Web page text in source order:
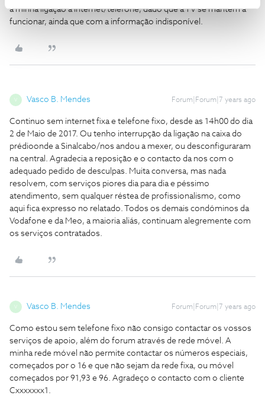
a minha ligação à internet/telefone, dado que a TV se mantem a
funcionar, ainda que com a informação indisponível.
Vasco B. Mendes Forum|Forum|7 years ago
Continuo sem internet fixa e telefone fixo, desde as 14h00 do dia
2 de Maio de 2017. Ou tenho interrupção da ligação na caixa do
prédioonde a Sinalcabo/nos andou a mexer, ou desconfiguraram
na central. Agradecia a reposição e o contacto da nos com o
adequado pedido de desculpas. Muita conversa, mas nada
resolvem, com serviços piores dia para dia e péssimo
atendimento, sem qualquer réstea de profissionalismo, como
aqui fica expresso no relatado. Todos os demais condóminos da
Vodafone e da Meo, a maioria aliás, continuam alegremente com
os serviços contratados.
Vasco B. Mendes Forum|Forum|7 years ago
Como estou sem telefone fixo não consigo contactar os vossos
serviços de apoio, além do forum através de rede móvel. A
minha rede móvel não permite contactar os números especiais,
começados por o 16 e que não sejam da rede fixa, ou móvel
começados por 91,93 e 96. Agradeço o contacto com o cliente
Cxxxxxxx1.